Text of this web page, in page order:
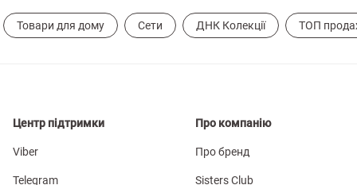
Товари для дому Сети ДНК Колекції ТОП
Центр підтримки
Viber
Telegram
Про компанію
Про бренд
Sisters Club